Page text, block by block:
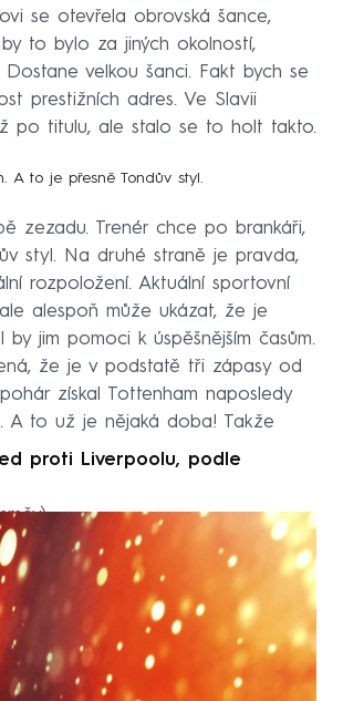
se otevřela obrovská šance,
to bylo za jiných okolností,
velkou šanci. Fakt bych se
prestižních adres. Ve Slavii
po titulu, ale stalo se to holt takto.
to je přesně Tondův styl.
zezadu. Trenér chce po brankáři,
styl. Na druhé straně je pravda,
rozpoložení. Aktuální sportovní
alespoň může ukázat, že je
jim pomoci k úspěšnějším časům.
že je v podstatě tři zápasy od
získal Tottenham naposledy
A to už je nějaká doba! Takže
proti Liverpoolu, podle